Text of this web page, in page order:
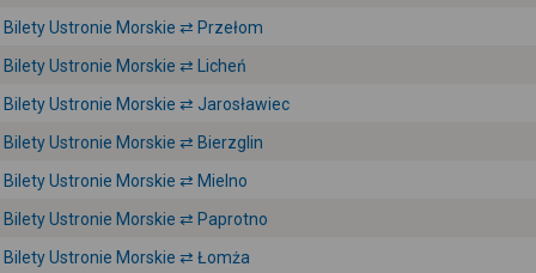
Bilety Ustronie Morskie ⇄ Przełom
Bilety Ustronie Morskie ⇄ Licheń
Bilety Ustronie Morskie ⇄ Jarosławiec
Bilety Ustronie Morskie ⇄ Bierzglin
Bilety Ustronie Morskie ⇄ Mielno
Bilety Ustronie Morskie ⇄ Paprotno
Bilety Ustronie Morskie ⇄ Łomża